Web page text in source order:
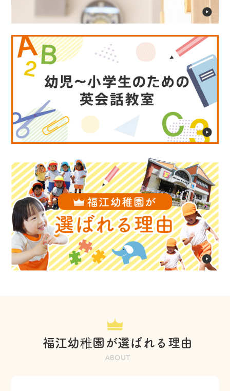
福江幼稚園が選ばれる理由
ABOUT